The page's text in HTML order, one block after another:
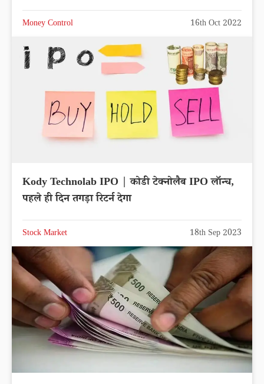
Money Control 16th Oct 2022
Kody Technolab IPO | कोडी टेक्नोलैब IPO लॉन्च,
पहले ही दिन तगड़ा रिटर्न देगा
Stock Market 18th Sep 2023